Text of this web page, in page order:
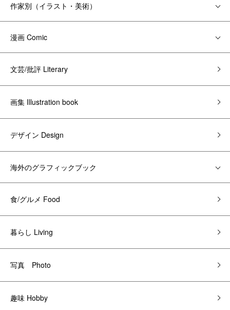
作家別（イラスト・美術）
漫画 Comic
文芸/批評 Literary
画集 Illustration book
デザイン Design
海外のグラフィックブック
食/グルメ Food
暮らし Living
写真 Photo
趣味 Hobby